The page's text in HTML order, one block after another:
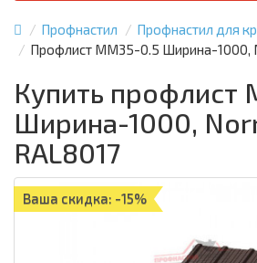
Профнастил Профнастил для
Профлист ММ35-0.5 Ширина-1000,
Купить
Ширина-1000,
RAL8017
Ваша скидка: -15%